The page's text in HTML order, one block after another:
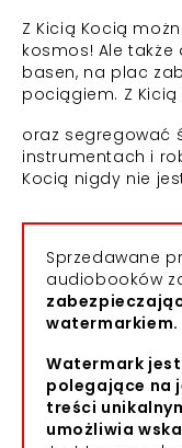
Z Kicią Kocią
kosmos! Ale
basen, na plac
pociągiem. Z
oraz segregować
instrumentach i
Kocią nigdy nie
Sprzedawane
audiobooków
watermarkiem.
Watermark
polegające na
treści
umożliwia